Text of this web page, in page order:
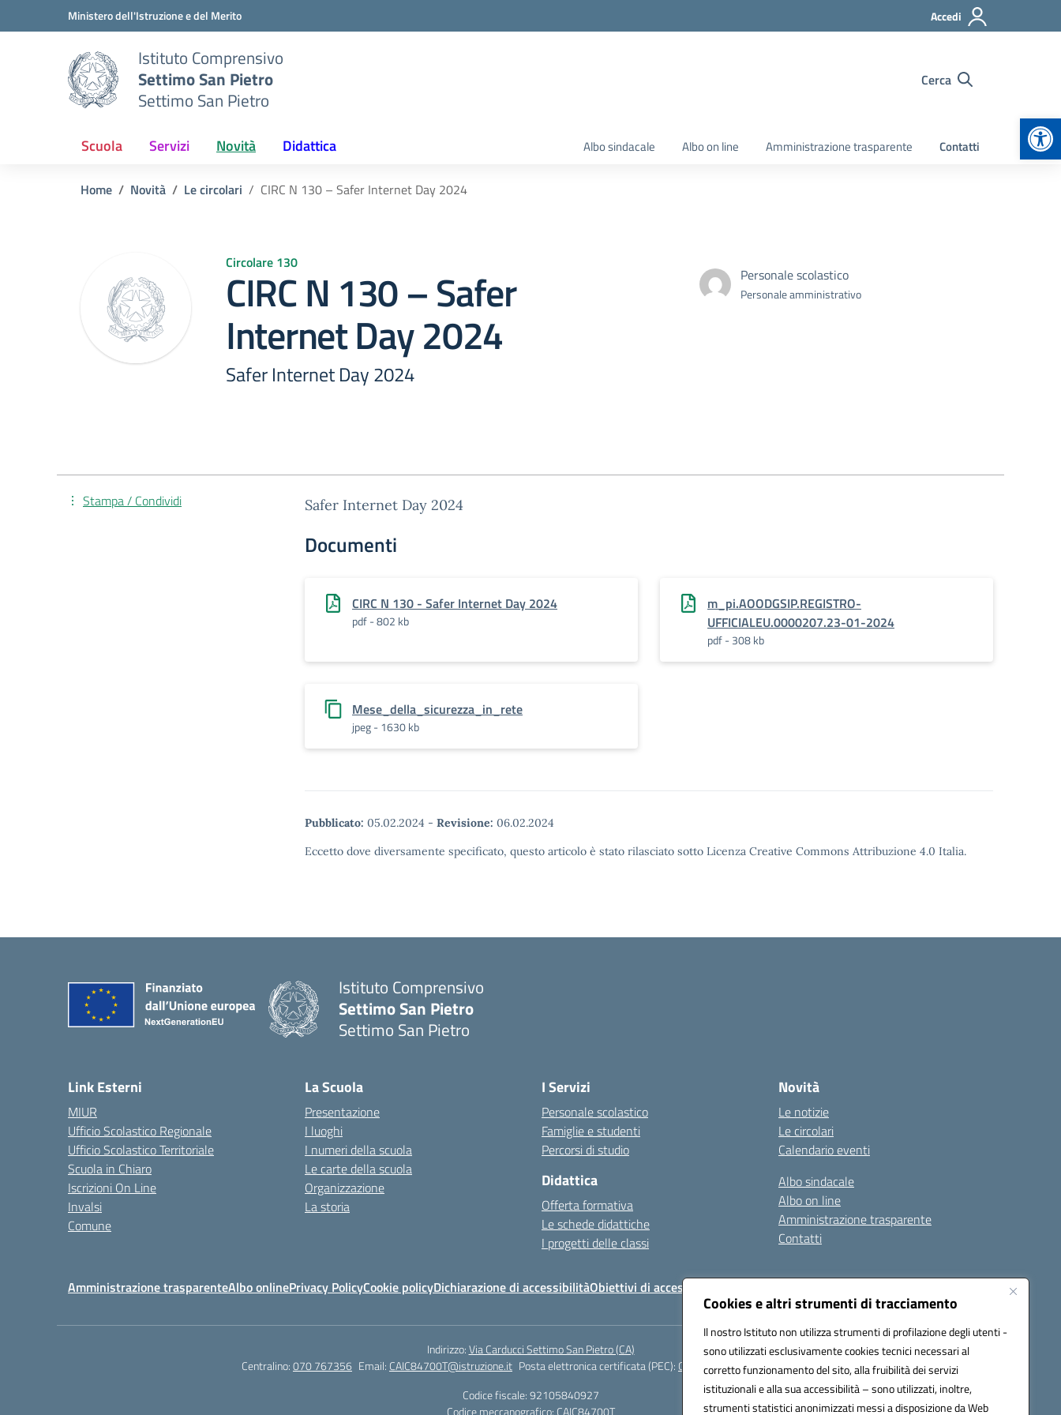
Cookies e altri strumenti di tracciamento
Il nostro Istituto non utilizza strumenti di profilazione degli utenti -
sono utilizzati esclusivamente cookies tecnici necessari al
corretto funzionamento del sito, alla fruibilità dei servizi
istituzionali e alla sua accessibilità – sono utilizzati, inoltre,
strumenti statistici anonimizzati messi a disposizione da Web
Vai ai contenuti
Vai al menu di navigazioneMinistero dell'Istruzione e del Merito Accedi
Istituto Comprensivo
Settimo San Pietro
Settimo San Pietro
Cerca
Scuola Servizi Novità Didattica Albo sindacale Albo on line Amministrazione trasparente Contatti
Home Novità Le circolari CIRC N 130 – Safer Internet Day 2024
Circolare 130
CIRC N 130 – Safer
Internet Day 2024
Safer Internet Day 2024
Personale scolastico
Personale amministrativo
Safer Internet Day 2024
Documenti
CIRC N 130 - Safer Internet Day 2024
pdf - 802 kb
m_pi.AOODGSIP.REGISTRO-
UFFICIALEU.0000207.23-01-2024
pdf - 308 kb
Mese_della_sicurezza_in_rete
jpeg - 1630 kb
Pubblicato: 05.02.2024 - Revisione: 06.02.2024
Eccetto dove diversamente specificato, questo articolo è stato rilasciato sotto Licenza Creative Commons Attribuzione 4.0 Italia.
Stampa / Condividi
Istituto Comprensivo
Settimo San Pietro
Settimo San Pietro
Link Esterni
MIUR
Ufficio Scolastico Regionale
Ufficio Scolastico Territoriale
Scuola in Chiaro
Iscrizioni On Line
Invalsi
Comune
La Scuola
Presentazione
I luoghi
I numeri della scuola
Le carte della scuola
Organizzazione
La storia
I Servizi
Personale scolastico
Famiglie e studenti
Percorsi di studio
Didattica
Offerta formativa
Le schede didattiche
I progetti delle classi
Novità
Le notizie
Le circolari
Calendario eventi
Albo sindacale
Albo on line
Amministrazione trasparente
Contatti
Amministrazione trasparenteAlbo onlinePrivacy PolicyCookie policyDichiarazione di accessibilitàObiettivi di accessibilità
Indirizzo:Via Carducci Settimo San Pietro (CA)
Centralino:070 767356 Email: CAIC84700T@istruzione.it Posta elettronica certificata (PEC): CAIC84700T@pec.istruzione.it
Codice fiscale: 92105840927
Codice meccanografico: CAIC84700T